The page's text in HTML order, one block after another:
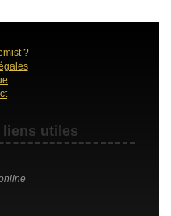
?
liens utiles